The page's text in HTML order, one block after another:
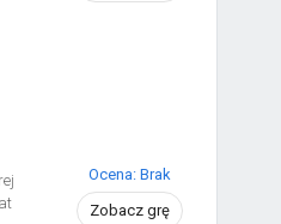
Ocena: Brak
Zobacz grę